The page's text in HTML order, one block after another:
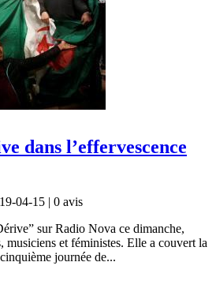
dans l’effervescence
04-15 | 0 avis
sur Radio Nova ce dimanche,
musiciens et féministes. Elle a couvert la
journée de...